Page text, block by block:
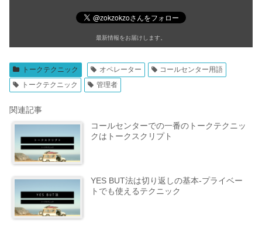
最新情報をお届けします。
トークテクニック オペレーター
コールセンター用語
トークテクニック
管理者
関連記事
コールセンターでの一番のトークテクニッ
クはトークスクリプト
YES BUT法は切り返しの基本-プライベー
トでも使えるテクニック